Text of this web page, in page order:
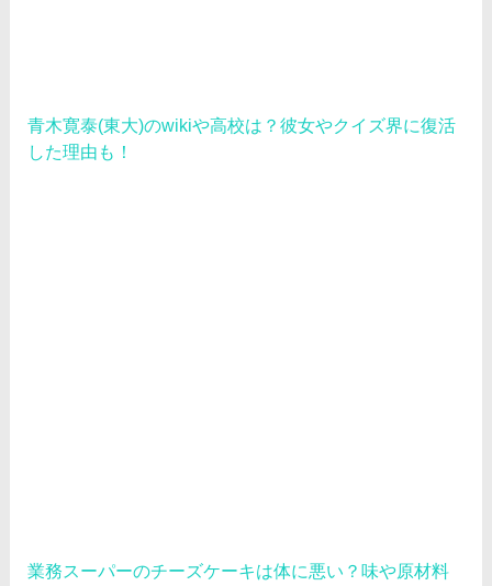
青木寛泰(東大)のwikiや高校は？彼女やクイズ界に復活
した理由も！
業務スーパーのチーズケーキは体に悪い？味や原材料